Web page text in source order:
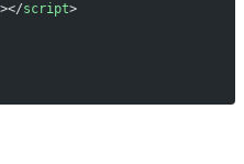
></script>